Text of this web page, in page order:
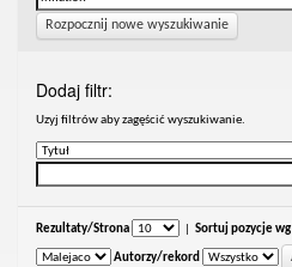
Rozpocznij nowe wyszukiwanie
Dodaj filtr:
Uzyj filtrów aby zagęścić wyszukiwanie.
Rezultaty/Strona Sortuj pozycje wg
Autorzy/rekord